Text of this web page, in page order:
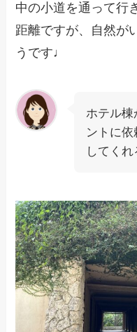
中の小道を通って行
距離ですが、自然が
うです♩
ホテル棟
ントに
してくれ